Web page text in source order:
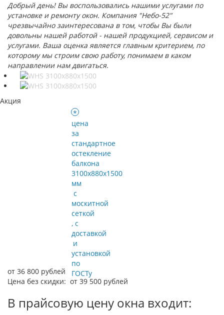
Добрый день! Вы воспользовались нашими услугами по
установке и ремонту окон. Компания "Небо-52"
чрезвычайно заинтересована в том, чтобы Вы были
довольны нашей работой - нашей продукцией, сервисом и
услугами. Ваша оценка является главным критерием, по
которому мы строим свою работу, понимаем в каком
направлении нам двигаться.
Акция
от 36 800 рублей
*
цена
за
стандартное
остекление
балкона
3100х880х1500
мм
с
москитной
сеткой
, с
доставкой
и
установкой
по
ГОСТу
Цена без скидки: от 39 500 рублей
В прайсовую цену окна входит: